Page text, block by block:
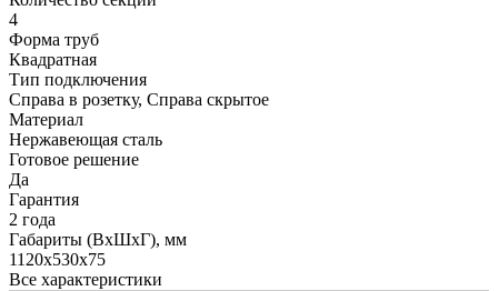
4
Форма труб
Квадратная
Тип подключения
Справа в розетку, Справа скрытое
Материал
Нержавеющая сталь
Готовое решение
Да
Гарантия
2 года
Габариты (ВхШхГ), мм
1120x530x75
Все характеристики